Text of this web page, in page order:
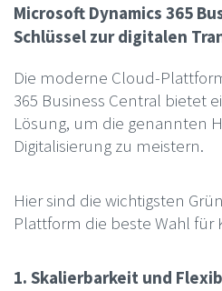
Microsoft Dynamics 365
Schlüssel zur digitalen
Die moderne Cloud-
365 Business Central bietet
Lösung, um die genannten
Digitalisierung zu meistern.
Hier sind die wichtigsten
Plattform die beste Wahl für
1. Skalierbarkeit und